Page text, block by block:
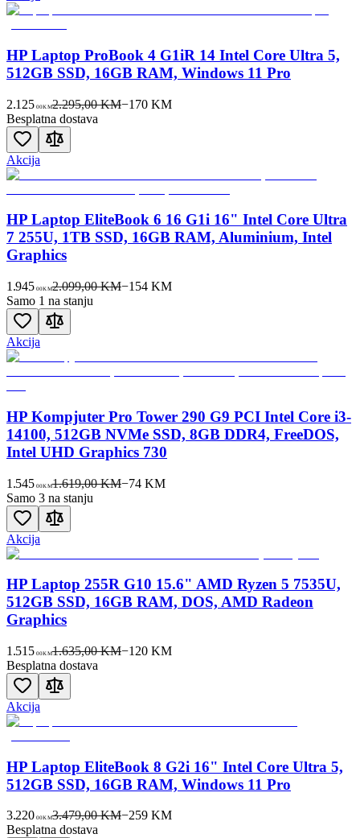
HP Laptop ProBook 4 G1iR 14 Intel Core Ultra 5,
512GB SSD, 16GB RAM, Windows 11 Pro
2.125 00KM2.295,00 KM−170KM
Besplatna dostava
Akcija
HP Laptop EliteBook 6 16 G1i 16" Intel Core Ultra
7 255U, 1TB SSD, 16GB RAM, Aluminium, Intel
Graphics
1.945 00KM2.099,00 KM−154KM
Samo 1 na stanju
Akcija
HP Kompjuter Pro Tower 290 G9 PCI Intel Core i3-
14100, 512GB NVMe SSD, 8GB DDR4, FreeDOS,
Intel UHD Graphics 730
1.545 00KM1.619,00 KM−74KM
Samo 3 na stanju
Akcija
HP Laptop 255R G10 15.6" AMD Ryzen 5 7535U,
512GB SSD, 16GB RAM, DOS, AMD Radeon
Graphics
1.515 00KM1.635,00 KM−120KM
Besplatna dostava
Akcija
HP Laptop EliteBook 8 G2i 16" Intel Core Ultra 5,
512GB SSD, 16GB RAM, Windows 11 Pro
3.220 00KM3.479,00 KM−259KM
Besplatna dostava